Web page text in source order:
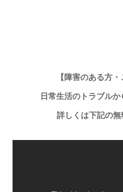
【障害のある方・
日常生活のトラブルか
詳しくは下記の